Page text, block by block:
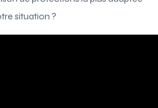
situation ?